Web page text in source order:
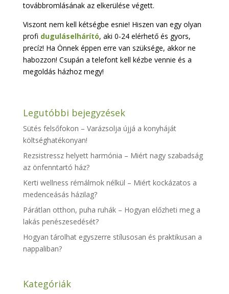
továbbromlásának az elkerülése végett.
Viszont nem kell kétségbe esnie! Hiszen van egy olyan
profi duguláselhárító, aki 0-24 elérhető és gyors,
precíz! Ha Önnek éppen erre van szüksége, akkor ne
habozzon! Csupán a telefont kell kézbe vennie és a
megoldás házhoz megy!
Legutóbbi bejegyzések
Sütés felsőfokon – Varázsolja újjá a konyháját
költséghatékonyan!
Rezsistressz helyett harmónia – Miért nagy szabadság
az önfenntartó ház?
Kerti wellness rémálmok nélkül – Miért kockázatos a
medenceásás házilag?
Párátlan otthon, puha ruhák – Hogyan előzheti meg a
lakás penészesedését?
Hogyan tárolhat egyszerre stílusosan és praktikusan a
nappaliban?
Kategóriák